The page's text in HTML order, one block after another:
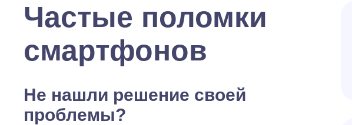
Частые поломки
смартфонов
Не нашли решение своей
проблемы?